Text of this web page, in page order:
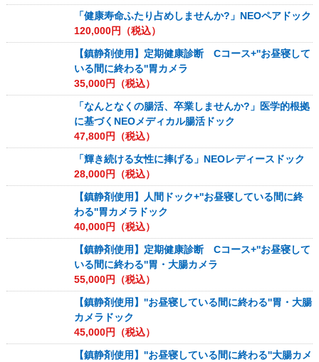
「健康寿命ふたり占めしませんか?」NEOペアドック
120,000円（税込）
【鎮静剤使用】定期健康診断 Cコース+''お昼寝して
いる間に終わる''胃カメラ
35,000円（税込）
「なんとなくの腸活、卒業しませんか?」医学的根拠
に基づくNEOメディカル腸活ドック
47,800円（税込）
「輝き続ける女性に捧げる」NEOレディースドック
28,000円（税込）
【鎮静剤使用】人間ドック+''お昼寝している間に終
わる''胃カメラドック
40,000円（税込）
【鎮静剤使用】定期健康診断 Cコース+''お昼寝して
いる間に終わる''胃・大腸カメラ
55,000円（税込）
【鎮静剤使用】''お昼寝している間に終わる''胃・大腸
カメラドック
45,000円（税込）
【鎮静剤使用】''お昼寝している間に終わる''大腸カメ